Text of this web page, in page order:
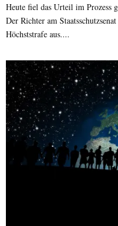
Heute fiel das Urteil im Prozess
Der Richter am
Höchststrafe aus....